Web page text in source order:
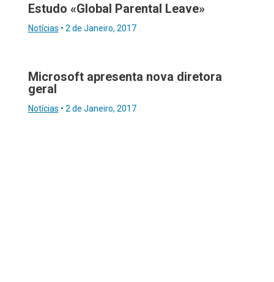
Estudo «Global Parental Leave»
Notícias • 2 de Janeiro, 2017
Microsoft apresenta nova diretora
geral
Notícias • 2 de Janeiro, 2017